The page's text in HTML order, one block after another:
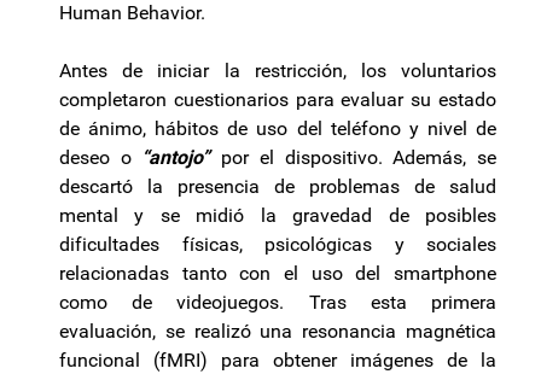
Human Behavior.
Antes de iniciar la restricción, los voluntarios
completaron cuestionarios para evaluar su estado
de ánimo, hábitos de uso del teléfono y nivel de
deseo o “antojo”por el dispositivo. Además, se
descartó la presencia de problemas de salud
mental y se midió la gravedad de posibles
dificultades físicas, psicológicas y sociales
relacionadas tanto con el uso del smartphone
como de videojuegos. Tras esta primera
evaluación, se realizó una resonancia magnética
funcional (fMRI) para obtener imágenes de la